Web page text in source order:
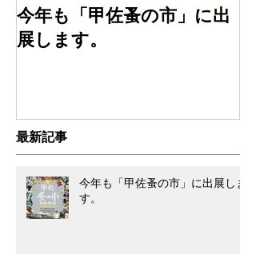
今年も「甲佐蚤の市」に出
展します。
最新記事
今年も「甲佐蚤の市」に出展しま
す。